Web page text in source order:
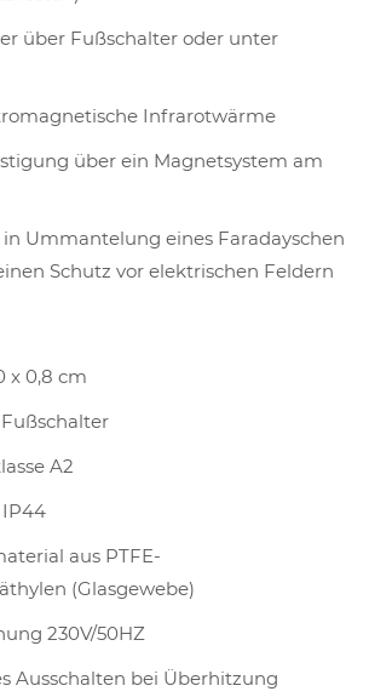
über Fußschalter oder unter
Infrarotwärme
über ein Magnetsystem am
Ummantelung eines Faradayschen
Schutz vor elektrischen Feldern
x 0,8 cm
A2
aus PTFE-
(Glasgewebe)
230V/50HZ
Ausschalten bei Überhitzung